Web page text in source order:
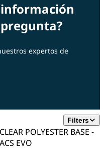
expertos de
Filters
CLEAR POLYESTER BASE -
ACS EVO